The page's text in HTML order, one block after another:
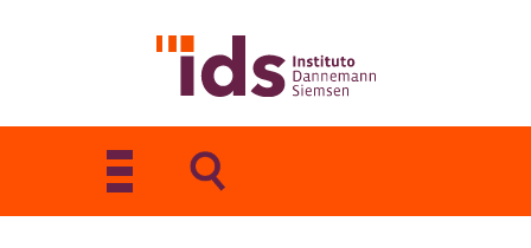
Toggle
navigation